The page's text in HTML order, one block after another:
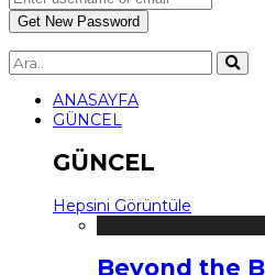
ANASAYFA
GÜNCEL
GÜNCEL
Hepsini Görüntüle
Beyond the